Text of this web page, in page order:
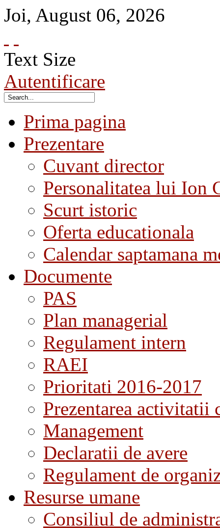
Joi, August 06, 2026
Text Size
Autentificare
Prima pagina
Prezentare
Cuvant director
Personalitatea lui Ion
Scurt istoric
Oferta educationala
Calendar saptamana
Documente
PAS
Plan managerial
Regulament intern
RAEI
Prioritati 2016-2017
Prezentarea activitatii
Management
Declaratii de avere
Regulament de
Resurse umane
Consiliul de